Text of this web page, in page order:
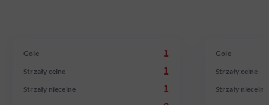
Gole 1
Strzały celne 1
Strzały niecelne 1
Gole
Strzały celne
Strzały niecelne